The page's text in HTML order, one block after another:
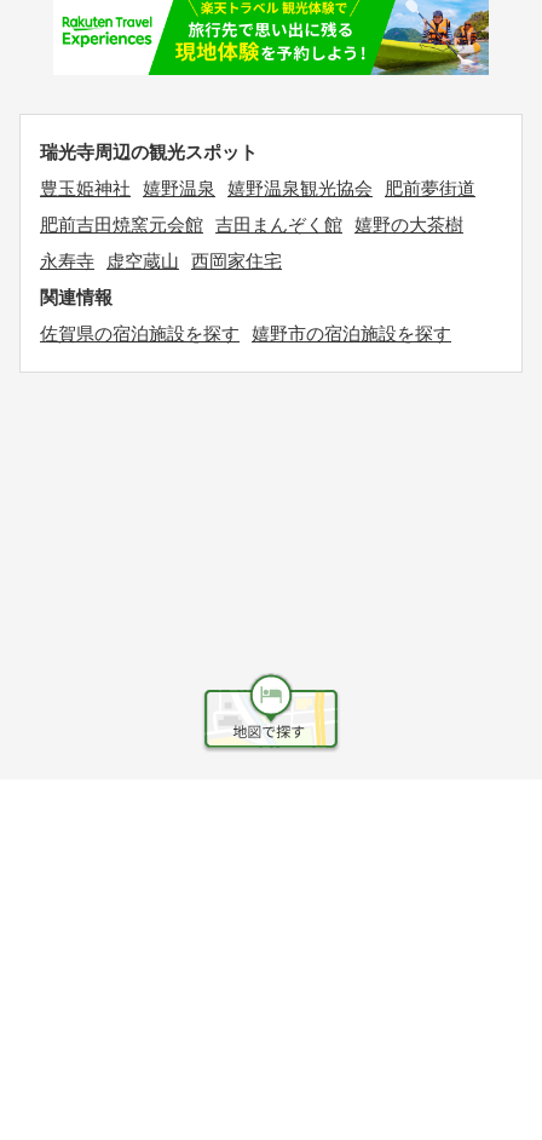
瑞光寺周辺の観光スポット
豊玉姫神社
嬉野温泉 嬉野温泉観光協会
肥前夢街道
肥前吉田焼窯元会館 吉田まんぞく館 嬉野の大茶樹
永寿寺
虚空蔵山
西岡家住宅
関連情報
佐賀県の宿泊施設を探す
嬉野市の宿泊施設を探す